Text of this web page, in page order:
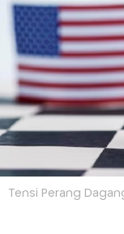
Tensi Perang